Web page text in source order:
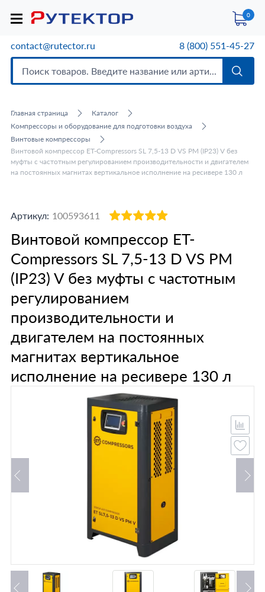
0
contact@rutector.ru 8 (800) 551-45-27
Главная страница
Каталог
Компрессоры и оборудование для подготовки воздуха
Винтовые компрессоры
Винтовой компрессор ET-Compressors SL 7,5-13 D VS PM (IP23) V без
муфты с частотным регулированием производительности и двигателем
на постоянных магнитах вертикальное исполнение на ресивере 130 л
Артикул: 100593611
Винтовой компрессор ET-
Compressors SL 7,5-13 D VS PM
(IP23) V без муфты с частотным
регулированием
производительности и
двигателем на постоянных
магнитах вертикальное
исполнение на ресивере 130 л